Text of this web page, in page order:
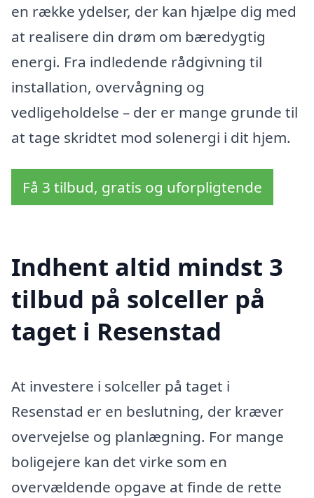
en række ydelser, der kan hjælpe dig med
at realisere din drøm om bæredygtig
energi. Fra indledende rådgivning til
installation, overvågning og
vedligeholdelse – der er mange grunde til
at tage skridtet mod solenergi i dit hjem.
Få 3 tilbud, gratis og uforpligtende
Indhent altid mindst 3
tilbud på solceller på
taget i Resenstad
At investere i solceller på taget i
Resenstad er en beslutning, der kræver
overvejelse og planlægning. For mange
boligejere kan det virke som en
overvældende opgave at finde de rette